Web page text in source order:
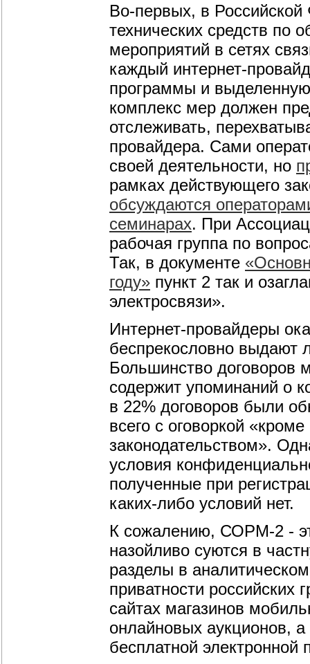
Во-первых, в
технических средств по
мероприятий в сетях
каждый интернет-
программы и
комплекс мер должен
отслеживать,
провайдера. Сами
своей деятельности, но
рамках действующего
обсуждаются
семинарах. При
рабочая группа по
Так, в документе
году» пункт 2 так и
электросвязи».
Интернет-провайдеры
беспрекословно выдают
Большинство договоров
содержит упоминаний о
в 22% договоров были
всего с оговоркой
законодательством».
условия
полученные при
каких-либо условий нет.
К сожалению, СОРМ-2 -
назойливо суются в
разделы в
приватности российских
сайтах магазинов
онлайновых аукционов,
бесплатной электронной